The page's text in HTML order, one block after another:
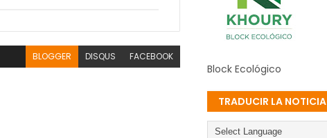
BLOGGER DISQUS FACEBOOK
Block Ecológico
TRADUCIR LA NOTICIA